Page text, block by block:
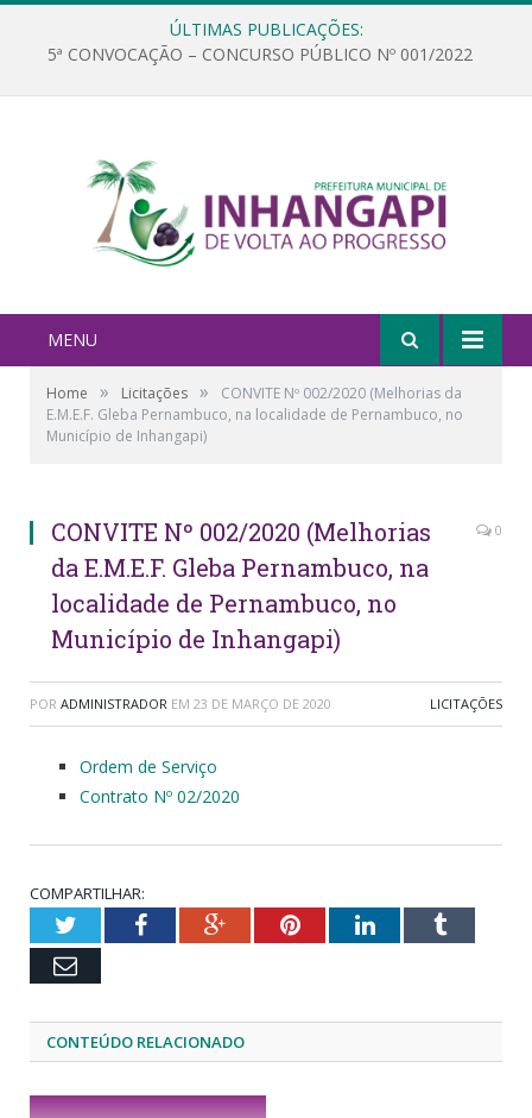
ÚLTIMAS PUBLICAÇÕES:
5ª CONVOCAÇÃO – CONCURSO PÚBLICO Nº 001/2022
MENU
Home » Licitações »
CONVITE Nº 002/2020 (Melhorias da
E.M.E.F. Gleba Pernambuco, na localidade de Pernambuco, no
Município de Inhangapi)
CONVITE Nº 002/2020 (Melhorias
da E.M.E.F. Gleba Pernambuco, na
localidade de Pernambuco, no
Município de Inhangapi)
0
POR ADMINISTRADOR EM 23 DE MARÇO DE 2020 LICITAÇÕES
Ordem de Serviço
Contrato Nº 02/2020
COMPARTILHAR:
TwitterFacebookGoogle+PinterestLinkedInTumblr
Email
CONTEÚDO RELACIONADO